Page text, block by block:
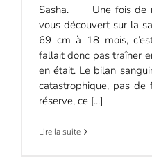
Sasha. Une fois de
vous découvert sur la
69 cm à 18 mois,
fallait donc pas traîner
en était. Le bilan
catastrophique, pas
réserve, ce [...]
Lire la suite